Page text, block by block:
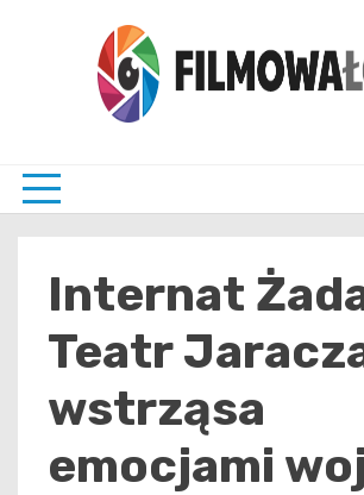
Internat
Teatr
wstrząsa
emocjami